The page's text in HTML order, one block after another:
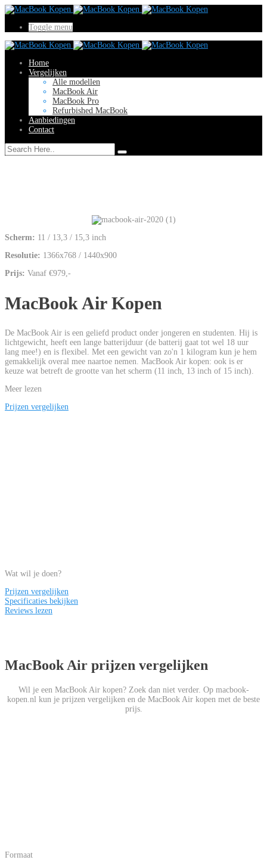
Toggle menu
Home
Vergelijken
Alle modellen
MacBook Air
MacBook Pro
Refurbished MacBook
Aanbiedingen
Contact
Scherm: 11 / 13,3 / 15,3 inch
Resolutie: 1366x768 / 1440x900
Prijs: Vanaf €979,-
MacBook Air Kopen
De MacBook Air is een geliefd product onder jongeren en studenten. Hij is
lichtgewicht, heeft een lange batterijduur (de batterij gaat tot wel 18 uur
lang mee!) en is flexibel. Met een gewicht van zo'n 1 kilogram kun je hem
gemakkelijk overal mee naartoe nemen. MacBook Air kopen: ook is er
keuze wat betreft de grootte van het scherm (11 inch, 13 inch of 15 inch).
Meer lezen
Prijzen vergelijken
Wat wil je doen?
Prijzen vergelijken
Specificaties bekijken
Reviews lezen
MacBook Air prijzen vergelijken
Wil je een MacBook Air kopen? Zoek dan niet verder. Op macbook-
kopen.nl kun je prijzen vergelijken en de MacBook Air kopen met de beste
prijs.
Formaat